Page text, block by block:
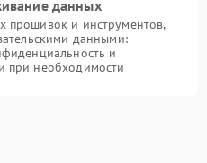
данных
прошивок и инструментов,
данными:
и
при необходимости